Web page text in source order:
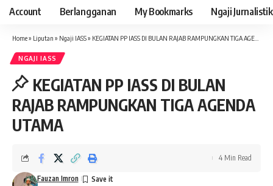
Resizer
Account Berlangganan My Bookmarks Ngaji Jurnalistik
Home» Liputan » Ngaji IASS» KEGIATAN PP IASS DI BULAN RAJAB RAMPUNGKAN TIGA AGENDA UTAMA
NGAJI IASS
KEGIATAN PP IASS DI BULAN
RAJAB RAMPUNGKAN TIGA AGENDA
UTAMA
Fauzan Imron
4 Min Read